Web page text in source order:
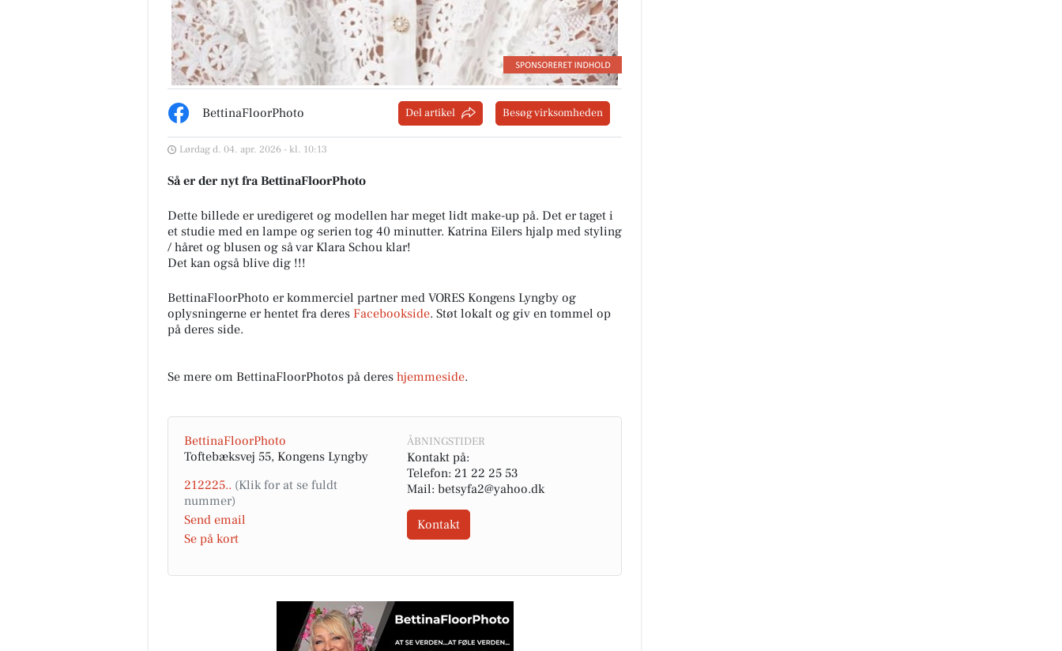
BettinaFloorPhoto Del artikel Besøg virksomheden
Lørdag d. 04. apr. 2026 - kl. 10:13
Så er der nyt fra BettinaFloorPhoto
Dette billede er uredigeret og modellen har meget lidt make-up på. Det er taget i
et studie med en lampe og serien tog 40 minutter. Katrina Eilers hjalp med styling
/ håret og blusen og så var Klara Schou klar!
Det kan også blive dig !!!
BettinaFloorPhoto er kommerciel partner med VORES Kongens Lyngby og
oplysningerne er hentet fra deres Facebookside. Støt lokalt og giv en tommel op
på deres side.
Se mere om BettinaFloorPhotos på deres hjemmeside.
BettinaFloorPhoto
Toftebæksvej 55, Kongens Lyngby
212225..
Send email
Se på kort
ÅBNINGSTIDER
Kontakt på:
Telefon: 21 22 25 53
Mail: betsyfa2@yahoo.dk
Kontakt